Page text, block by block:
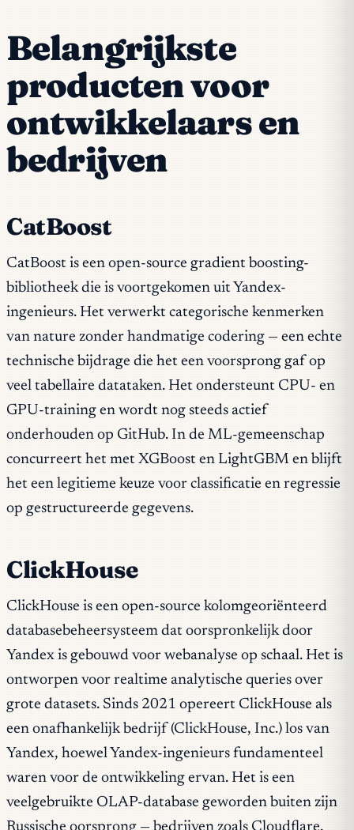
Belangrijkste
producten voor
ontwikkelaars en
bedrijven
CatBoost
CatBoost is een open-source gradient boosting-
bibliotheek die is voortgekomen uit Yandex-
ingenieurs. Het verwerkt categorische kenmerken
van nature zonder handmatige codering — een echte
technische bijdrage die het een voorsprong gaf op
veel tabellaire datataken. Het ondersteunt CPU- en
GPU-training en wordt nog steeds actief
onderhouden op GitHub. In de ML-gemeenschap
concurreert het met XGBoost en LightGBM en blijft
het een legitieme keuze voor classificatie en regressie
op gestructureerde gegevens.
ClickHouse
ClickHouse is een open-source kolomgeoriënteerd
databasebeheersysteem dat oorspronkelijk door
Yandex is gebouwd voor webanalyse op schaal. Het is
ontworpen voor realtime analytische queries over
grote datasets. Sinds 2021 opereert ClickHouse als
een onafhankelijk bedrijf (ClickHouse, Inc.) los van
Yandex, hoewel Yandex-ingenieurs fundamenteel
waren voor de ontwikkeling ervan. Het is een
veelgebruikte OLAP-database geworden buiten zijn